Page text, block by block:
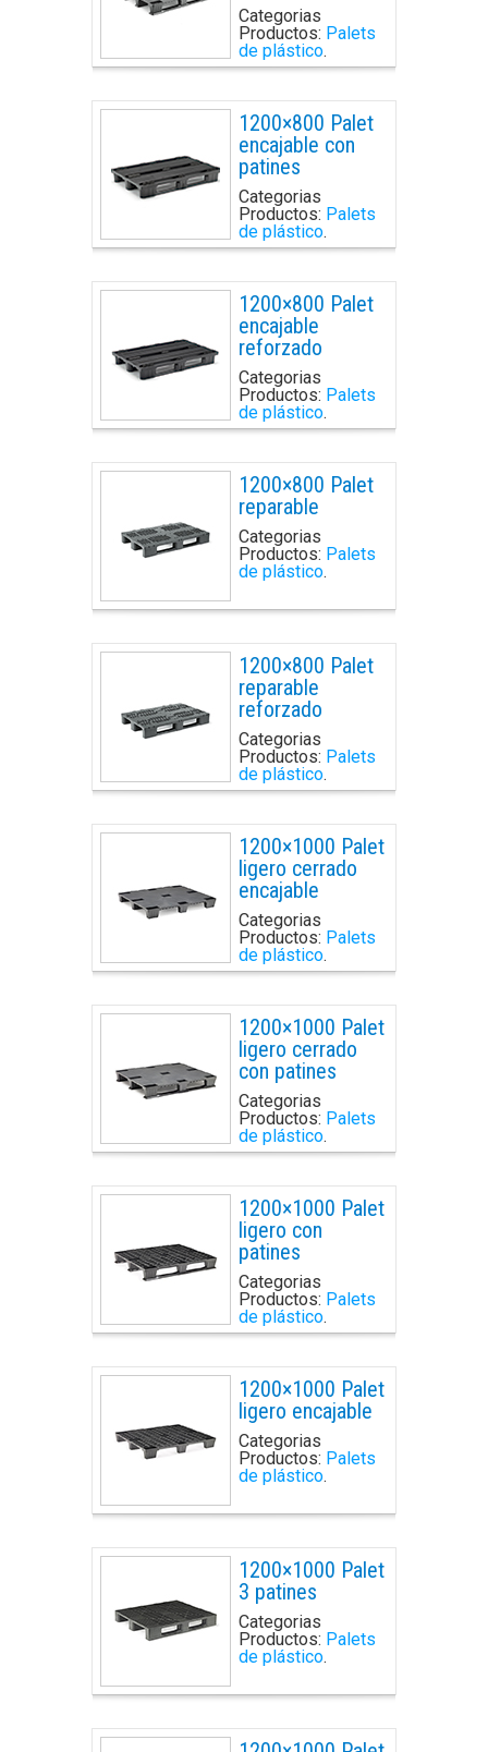
Categorias
Productos: Palets
de plástico.
1200×800 Palet
encajable con
patines
Categorias
Productos: Palets
de plástico.
1200×800 Palet
encajable
reforzado
Categorias
Productos: Palets
de plástico.
1200×800 Palet
reparable
Categorias
Productos: Palets
de plástico.
1200×800 Palet
reparable
reforzado
Categorias
Productos: Palets
de plástico.
1200×1000 Palet
ligero cerrado
encajable
Categorias
Productos: Palets
de plástico.
1200×1000 Palet
ligero cerrado
con patines
Categorias
Productos: Palets
de plástico.
1200×1000 Palet
ligero con
patines
Categorias
Productos: Palets
de plástico.
1200×1000 Palet
ligero encajable
Categorias
Productos: Palets
de plástico.
1200×1000 Palet
3 patines
Categorias
Productos: Palets
de plástico.